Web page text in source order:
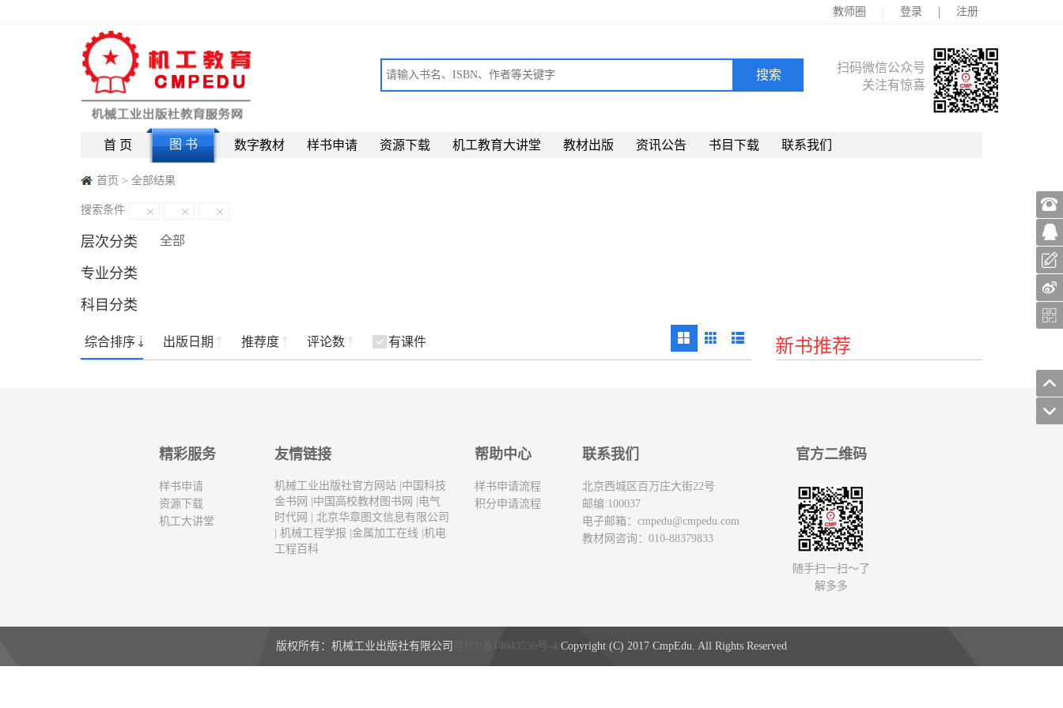
首 页 图 书 数字教材 样书申请 资源下载 机工教育大讲堂 教材出版 资讯公告 书目下载 联系我们
教师圈 | 登录 | 注册
扫码微信公众号
关注有惊喜
首页 > 全部结果
搜索条件
层次分类 全部
专业分类
科目分类
综合排序 出版日期 推荐度 评论数 有课件 新书推荐
精彩服务
样书申请
资源下载
机工大讲堂
友情链接
机械工业出版社官方网站 中国科技
金书网
中国高校教材图书网
电气
时代网
北京华章图文信息有限公司
机械工程学报 |金属加工在线 |机电
工程百科
帮助中心
样书申请流程
积分申请流程
联系我们
北京西城区百万庄大街22号
邮编:100037
电子邮箱： cmpedu@cmpedu.com
教材网咨询：010-88379833
官方二维码
随手扫一扫～了
解多多
版权所有：机械工业出版社有限公司 京ICP备14043556号-4 Copyright (C) 2017 CmpEdu. All Rights Reserved